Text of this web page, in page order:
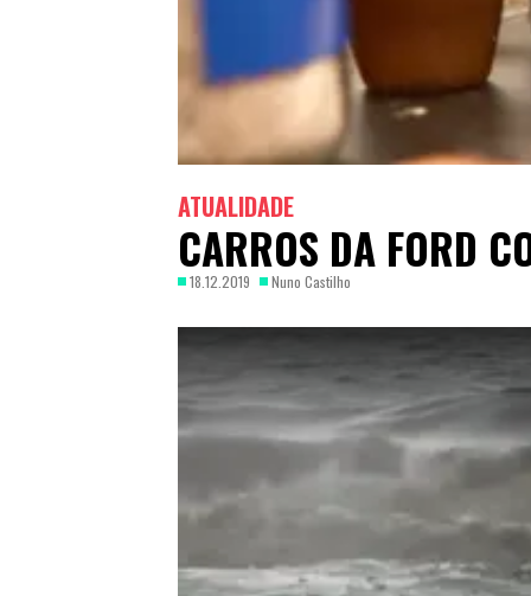
ATUALIDADE
CARROS DA FORD
18.12.2019 Nuno Castilho